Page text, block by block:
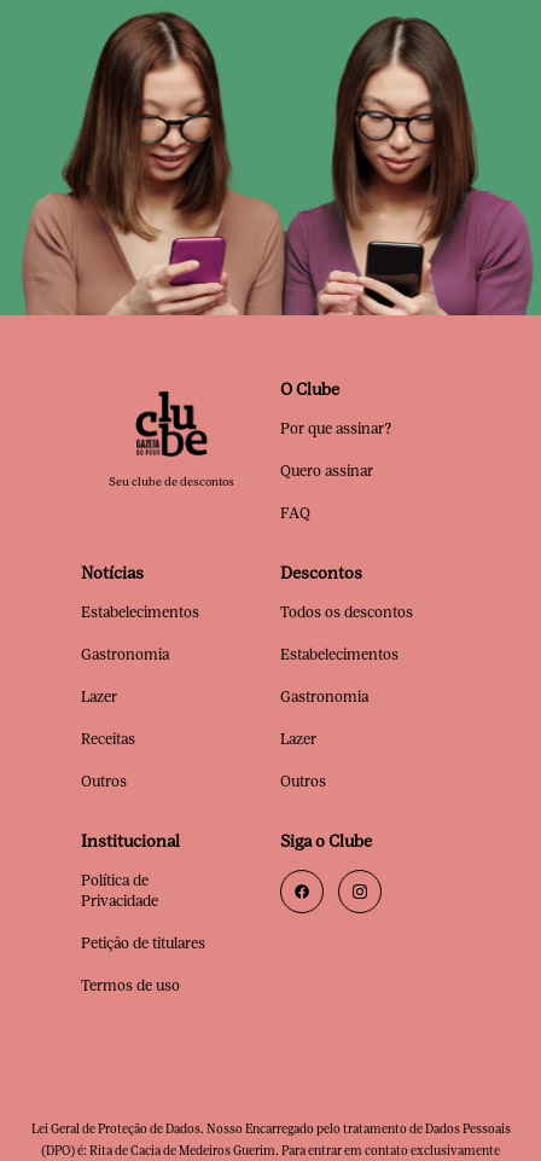
Seu clube de descontos
O Clube
Por que assinar?
Quero assinar
FAQ
Notícias
Estabelecimentos
Gastronomia
Lazer
Receitas
Outros
Descontos
Todos os descontos
Estabelecimentos
Gastronomia
Lazer
Outros
Institucional
Política de
Privacidade
Petição de titulares
Termos de uso
Siga o Clube
Lei Geral de Proteção de Dados. Nosso Encarregado pelo tratamento de Dados Pessoais
(DPO) é: Rita de Cacia de Medeiros Guerim. Para entrar em contato exclusivamente